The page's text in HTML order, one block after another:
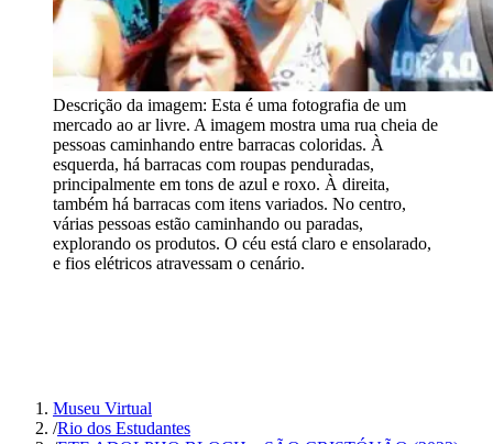
Descrição da imagem: Esta é uma fotografia de um
mercado ao ar livre. A imagem mostra uma rua cheia de
pessoas caminhando entre barracas coloridas. À
esquerda, há barracas com roupas penduradas,
principalmente em tons de azul e roxo. À direita,
também há barracas com itens variados. No centro,
várias pessoas estão caminhando ou paradas,
explorando os produtos. O céu está claro e ensolarado,
e fios elétricos atravessam o cenário.
Museu Virtual
/Rio dos Estudantes